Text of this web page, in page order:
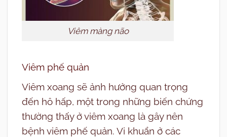
Viêm màng não
Viêm phế quản
Viêm xoang sẽ ảnh hưởng quan trọng
đến hô hấp, một trong những biến chứng
thường thấy ở viêm xoang là gây nên
bệnh viêm phế quản. Vi khuẩn ở các